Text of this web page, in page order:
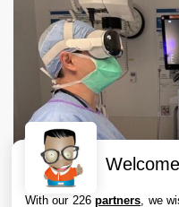
Welcome
With our 226partners , we